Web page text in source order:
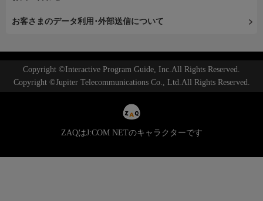
お客さまのデータ利用･外部送信について
Copyright ©Interactive Program Guide, Inc.All Rights Reserved.
Copyright ©Jupiter Telecommunications Co., Ltd.All Rights Reserved.
ZAQはJ:COM NETのキャラクターです